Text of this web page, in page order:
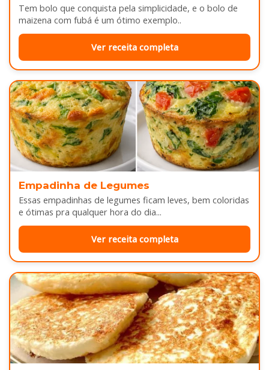
Tem bolo que conquista pela simplicidade, e o bolo de
maizena com fubá é um ótimo exemplo..
Ver receita completa
Empadinha de Legumes
Essas empadinhas de legumes ficam leves, bem coloridas
e ótimas pra qualquer hora do dia...
Ver receita completa